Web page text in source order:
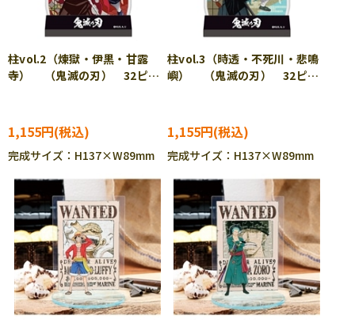
柱vol.2（煉獄・伊黒・甘露
寺） （鬼滅の刃） 32ピー
1,155円
完成サイズ：H137×W89mm
柱vol.3（時透・不死川・悲鳴
嶼） （鬼滅の刃） 32ピー
1,155円
完成サイズ：H137×W89mm